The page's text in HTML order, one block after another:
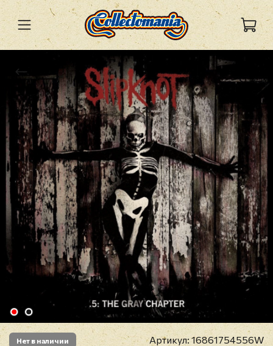
Нет в наличии Артикул: 16861754556W